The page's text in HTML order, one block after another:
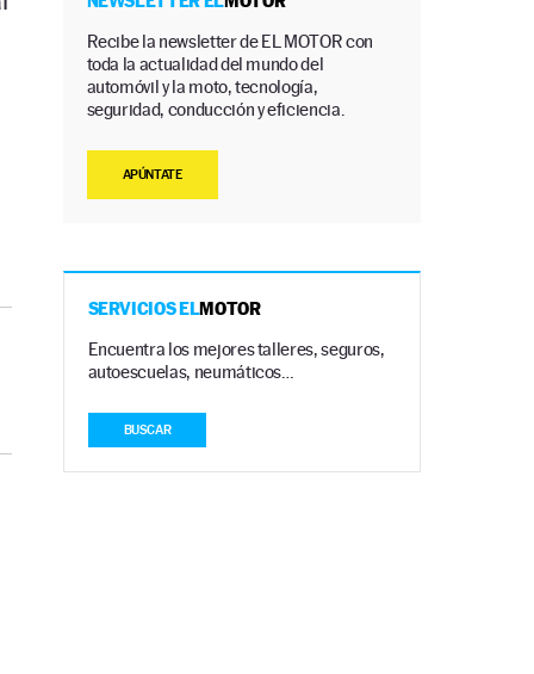
Recibe la newsletter de EL MOTOR con
toda la actualidad del mundo del
automóvil y la moto, tecnología,
seguridad, conducción y eficiencia.
APÚNTATE
SERVICIOS ELMOTOR
Encuentra los mejores talleres, seguros,
autoescuelas, neumáticos…
BUSCAR